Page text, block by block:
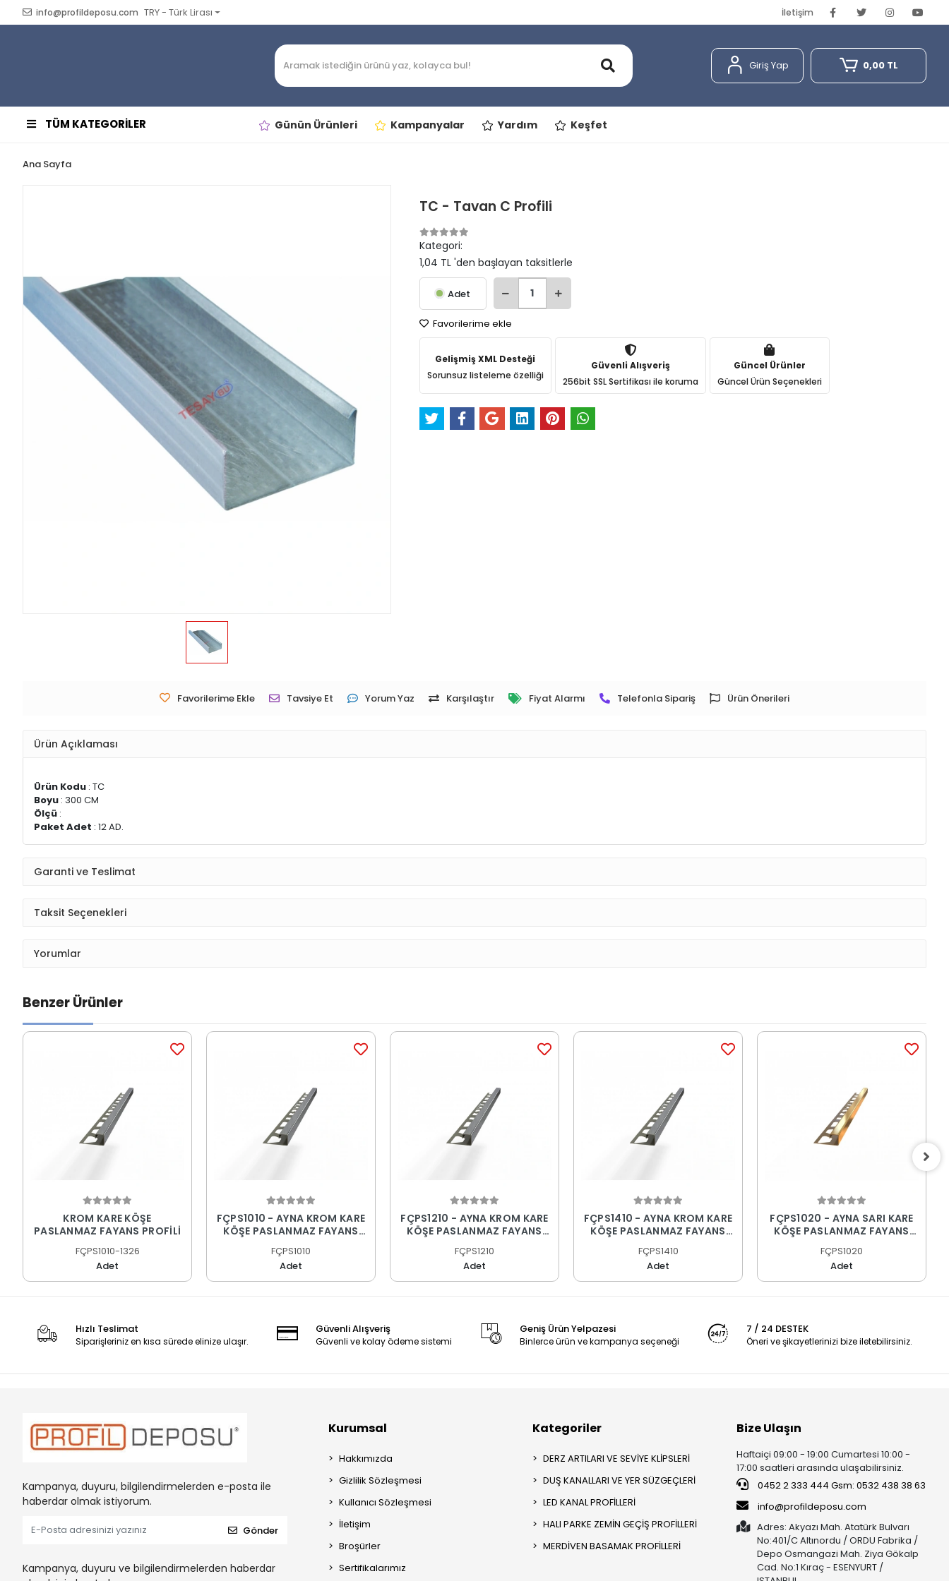
info@profildeposu.com TRY - Türk Lirası İletişim
Giriş Yap 0,00 TL
TÜM KATEGORİLER Günün Ürünleri Kampanyalar Yardım Keşfet
Ana Sayfa
TC - Tavan C Profili
Kategori:
1,04 TL 'den başlayan taksitlerle
Adet
Favorilerime ekle
Gelişmiş XML Desteği
Sorunsuz listeleme özelliği
Güvenli Alışveriş
256bit SSL Sertifikası ile koruma
Güncel Ürünler
Güncel Ürün Seçenekleri
Favorilerime Ekle Tavsiye Et Yorum Yaz Karşılaştır Fiyat Alarmı Telefonla Sipariş Ürün Önerileri
Ürün Açıklaması
Ürün Kodu : TC
Boyu : 300 CM
Ölçü :
Paket Adet : 12 AD.
Garanti ve Teslimat
Taksit Seçenekleri
Yorumlar
Benzer Ürünler
KROM KARE KÖŞE
PASLANMAZ FAYANS PROFİLİ
FÇPS1010-1326
Adet
FÇPS1010 - AYNA KROM KARE
KÖŞE PASLANMAZ FAYANS
FÇPS1010
Adet
FÇPS1210 - AYNA KROM KARE
KÖŞE PASLANMAZ FAYANS
FÇPS1210
Adet
FÇPS1410 - AYNA KROM KARE
KÖŞE PASLANMAZ FAYANS
FÇPS1410
Adet
FÇPS1020 - AYNA SARI KARE
KÖŞE PASLANMAZ FAYANS
FÇPS1020
Adet
Hızlı Teslimat
Siparişleriniz en kısa sürede elinize ulaşır.
Güvenli Alışveriş
Güvenli ve kolay ödeme sistemi
Geniş Ürün Yelpazesi
Binlerce ürün ve kampanya seçeneği
7 / 24 DESTEK
Öneri ve şikayetlerinizi bize iletebilirsiniz.
Kampanya, duyuru, bilgilendirmelerden e-posta ile
haberdar olmak istiyorum.
Gönder
Kampanya, duyuru ve bilgilendirmelerden haberdar
Kurumsal
Hakkımızda
Gizlilik Sözleşmesi
Kullanıcı Sözleşmesi
İletişim
Broşürler
Sertifikalarımız
Kategoriler
DERZ ARTILARI VE SEVİYE KLİPSLERİ
DUŞ KANALLARI VE YER SÜZGEÇLERİ
LED KANAL PROFİLLERİ
HALI PARKE ZEMİN GEÇİŞ PROFİLLERİ
MERDİVEN BASAMAK PROFİLLERİ
Bize Ulaşın
Haftaiçi 09:00 - 19:00 Cumartesi 10:00 -
17:00 saatleri arasında ulaşabilirsiniz.
0452 2 333 444 Gsm: 0532 438 38 63
info@profildeposu.com
Adres: Akyazı Mah. Atatürk Bulvarı
No:401/C Altınordu / ORDU Fabrika /
Depo Osmangazi Mah. Ziya Gökalp
Cad. No:1 Kıraç - ESENYURT /